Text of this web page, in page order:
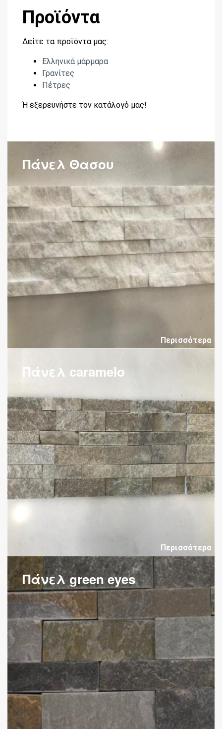
Προϊόντα
Δείτε τα προϊόντα μας:
Ελληνικά μάρμαρα
Γρανίτες
Πέτρες
Ή εξερευνήστε τον κατάλογό μας!
Πάνελ Θασου
Περισσότερα
Πάνελ caramelo
Περισσότερα
Πάνελ green eyes